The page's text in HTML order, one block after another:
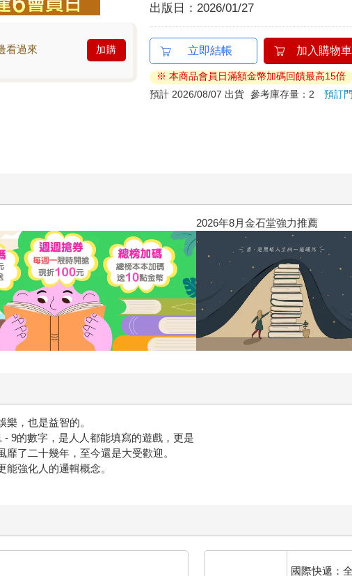
看過來 加購
出版日： 2026/01/27
立即結帳 加入購物車
※ 本商品會員日滿額金幣加碼回饋最高15倍
預計 2026/08/07 出貨 參考庫存量：2預訂
2026年8月金石堂強力推薦
，也是益智的。
的數字，是人人都能填寫的遊戲，更是
了二十幾年，至今還是大受歡迎。
強化人的邏輯概念。
國際快遞：